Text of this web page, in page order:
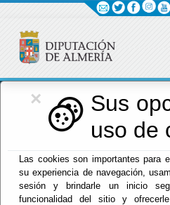
×
Sus
uso de
Las cookies son importantes para
su experiencia de navegación,
sesión y brindarle un inicio
funcionalidad del sitio y
Diputación
Inicio -Diputación -
ACTIVA